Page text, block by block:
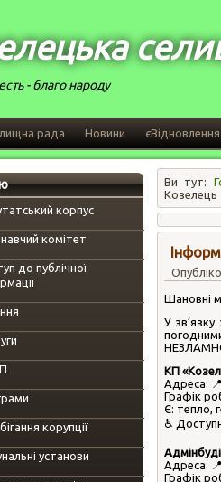
- благо народу
рада Новини єВідновлення
корпус
комітет
до публічної
корупції
установи
Ви тут:
Козелець
Шановні
У
КП
Адреса:
Графік
Є: тепло,
♿️
Адреса:
Графік